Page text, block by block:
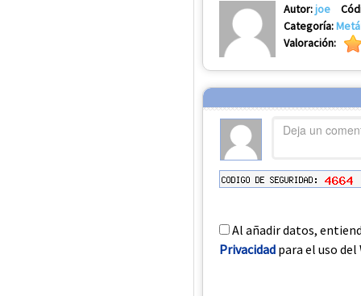
Autor:joe
Categoría:
Valoración:
Al añadir datos,
Privacidad para el uso del